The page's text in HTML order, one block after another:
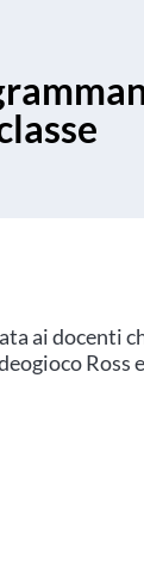
ai docenti
Ross